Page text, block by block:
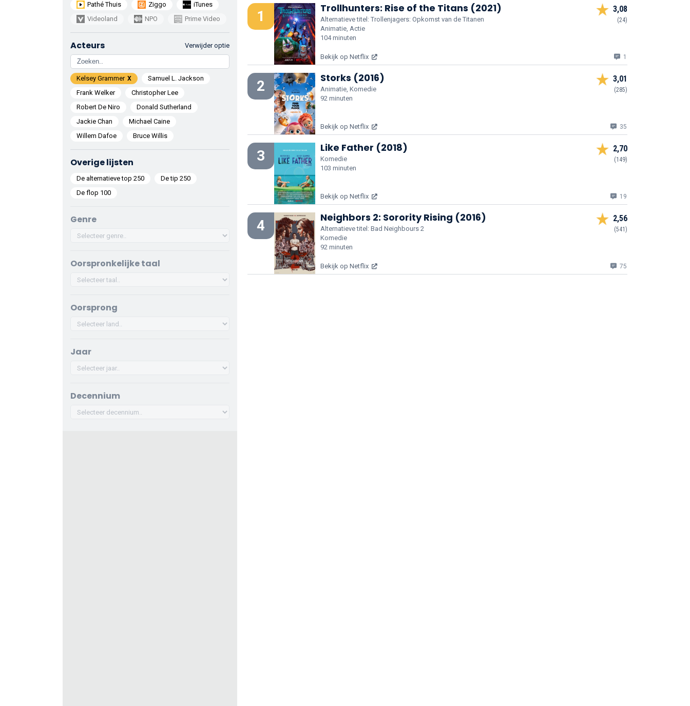
Pathé Thuis
Ziggo
iTunes
Videoland
NPO Prime Video
Genre
Oorspronkelijke taal
Oorsprong
Jaar
Decennium
Verwijder optie
Acteurs
Kelsey Grammer
Samuel L. Jackson
Frank Welker
Christopher Lee
Robert De Niro
Donald Sutherland
Jackie Chan
Michael Caine
Willem Dafoe
Bruce Willis
Overige lijsten
De alternatieve top 250
De tip 250
De flop 100
1 Trollhunters: Rise of the Titans (2021)
Alternatieve titel: Trollenjagers: Opkomst van de Titanen
Animatie, Actie
104 minuten
Bekijk op Netflix
3,08
(24)
1
2 Storks (2016)
Animatie, Komedie
92 minuten
Bekijk op Netflix
3,01
(285)
35
3 Like Father (2018)
Komedie
103 minuten
Bekijk op Netflix
2,70
(149)
19
4 Neighbors 2: Sorority Rising (2016)
Alternatieve titel: Bad Neighbours 2
Komedie
92 minuten
Bekijk op Netflix
2,56
(541)
75